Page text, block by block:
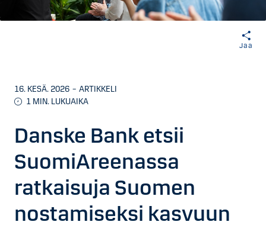
Jaa
16. KESÄ. 2026 – ARTIKKELI
1 MIN. LUKUAIKA
Danske Bank etsii
SuomiAreenassa
ratkaisuja Suomen
nostamiseksi kasvuun